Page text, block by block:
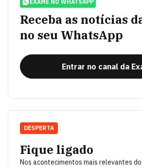
EXAME NO WHATSAPP
Receba as notícias
no seu WhatsApp
Entrar no canal da
Fique ligado
Nos acontecimentos mais relevantes do
DESPERTA